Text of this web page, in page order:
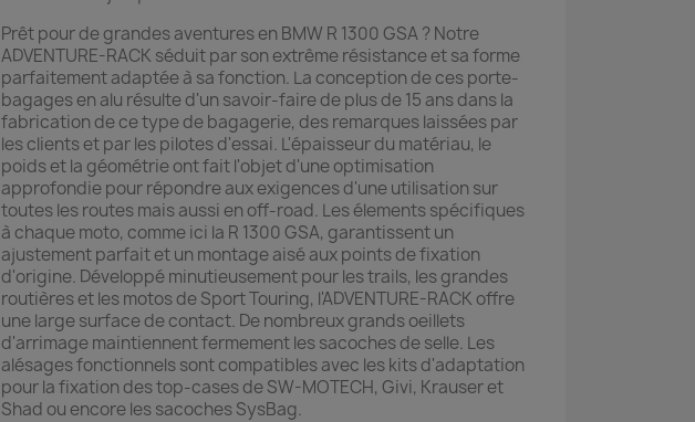
Prêt pour de grandes aventures en BMW R 1300 GSA ? Notre
ADVENTURE-RACK séduit par son extrême résistance et sa forme
parfaitement adaptée à sa fonction. La conception de ces porte-
bagages en alu résulte d'un savoir-faire de plus de 15 ans dans la
fabrication de ce type de bagagerie, des remarques laissées par
les clients et par les pilotes d'essai. L'épaisseur du matériau, le
poids et la géométrie ont fait l'objet d'une optimisation
approfondie pour répondre aux exigences d'une utilisation sur
toutes les routes mais aussi en off-road. Les élements spécifiques
à chaque moto, comme ici la R 1300 GSA, garantissent un
ajustement parfait et un montage aisé aux points de fixation
d'origine. Développé minutieusement pour les trails, les grandes
routières et les motos de Sport Touring, l'ADVENTURE-RACK offre
une large surface de contact. De nombreux grands oeillets
d'arrimage maintiennent fermement les sacoches de selle. Les
alésages fonctionnels sont compatibles avec les kits d'adaptation
pour la fixation des top-cases de SW-MOTECH, Givi, Krauser et
Shad ou encore les sacoches SysBag.